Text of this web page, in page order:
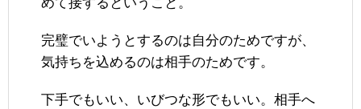
めて接するということ。
完璧でいようとするのは自分のためですが、
気持ちを込めるのは相手のためです。
下手でもいい、いびつな形でもいい。相手へ